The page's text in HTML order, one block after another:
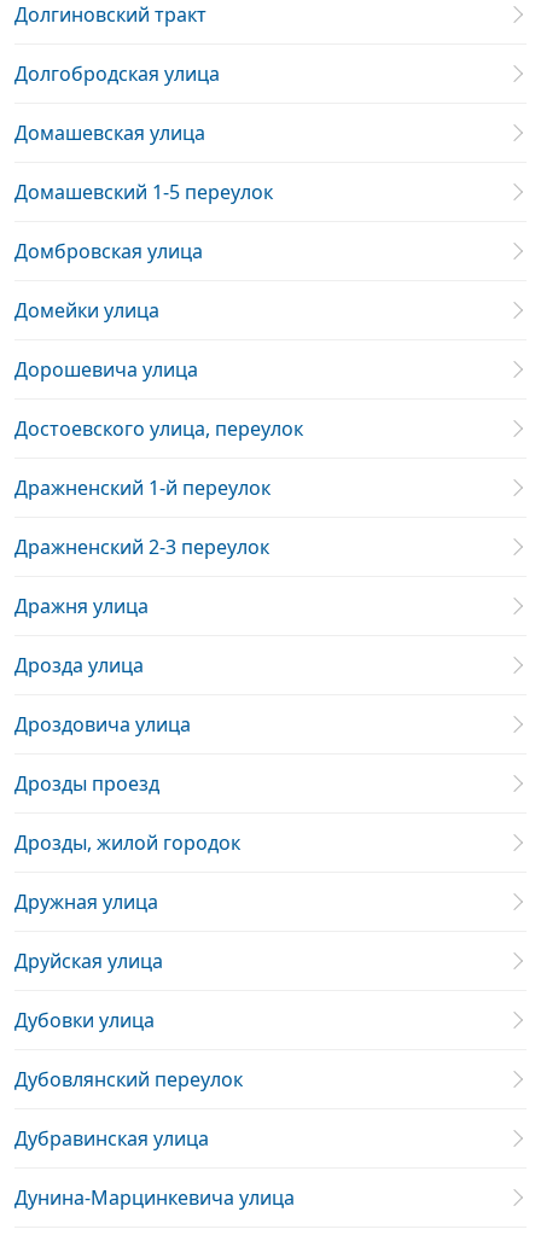
Долгиновский тракт
Долгобродская улица
Домашевская улица
Домашевский 1-5 переулок
Домбровская улица
Домейки улица
Дорошевича улица
Достоевского улица, переулок
Дражненский 1-й переулок
Дражненский 2-3 переулок
Дражня улица
Дрозда улица
Дроздовича улица
Дрозды проезд
Дрозды, жилой городок
Дружная улица
Друйская улица
Дубовки улица
Дубовлянский переулок
Дубравинская улица
Дунина-Марцинкевича улица